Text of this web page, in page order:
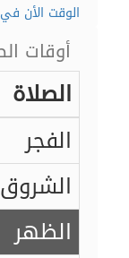
الوقت الأن في
أوقات
الصلاة
الفجر
الشروق
الظهر